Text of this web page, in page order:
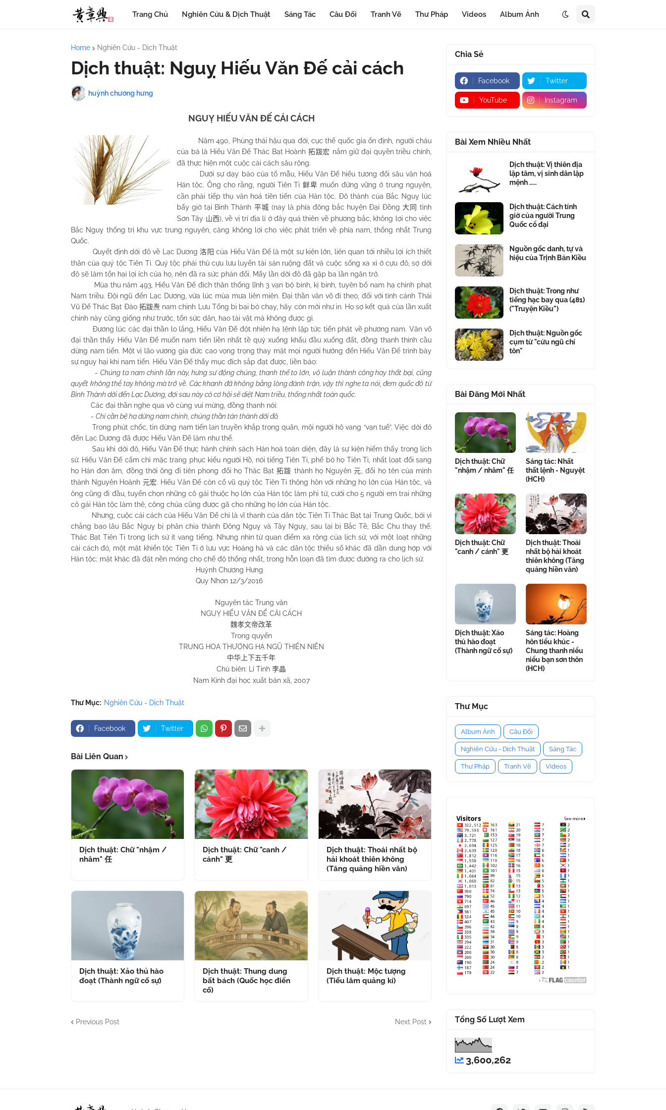
Trang Chủ Nghiên Cứu & Dịch Thuật Sáng Tác Câu Đối Tranh Vẽ Thư Pháp Videos Album Ảnh
Home Nghiên Cứu - Dịch Thuật
Dịch thuật: Nguỵ Hiếu Văn Đế cải cách
huỳnh chương hưng
NGUỴ HIẾU VĂN ĐẾ CẢI CÁCH
Năm 490, Phùng thái hậu qua đời, cục thế quốc gia ổn định, người cháu
của bà là Hiếu Văn Đế Thác Bạt Hoành 拓跋宏 nắm giữ đại quyền triều chính,
đã thực hiện một cuộc cải cách sâu rộng.
Dưới sự dạy bảo của tổ mẫu, Hiếu Văn Đế hiểu tương đối sâu văn hoá
Hán tộc. Ông cho rằng, người Tiên Ti 鲜卑 muốn đứng vững ở trung nguyên,
cần phải tiếp thụ văn hoá tiên tiến của Hán tộc. Đô thành của Bắc Nguỵ lúc
bấy giờ tại Bình Thành 平城 (nay là phía đông bắc huyện Đại Đồng 大同 tỉnh
Sơn Tây 山西), về vị trí địa lí ở đây quá thiên về phương bắc, không lợi cho việc
Bắc Nguỵ thống trị khu vực trung nguyên, càng không lợi cho việc phát triển về phía nam, thống nhất Trung
Quốc.
Quyết định dời đô về Lạc Dương 洛阳 của Hiếu Văn Đế là một sự kiện lớn, liên quan tới nhiều lợi ích thiết
thân của quý tộc Tiên Ti. Quý tộc phái thủ cựu lưu luyến tài sản ruộng đất và cuộc sống xa xỉ ở cựu đô, sợ dời
đô sẽ làm tổn hại lợi ích của họ, nên đã ra sức phản đối. Mấy lần dời đô đã gặp ba lần ngăn trở.
Mùa thu năm 493, Hiếu Văn Đế đích thân thống lĩnh 3 vạn bộ binh, kị binh, tuyên bố nam hạ chinh phạt
Nam triều. Đội ngũ đến Lạc Dương, vừa lúc mùa mưa liên miên. Đại thần văn võ đi theo, đối với tình cảnh Thái
Vũ Đế Thác Bạt Đào 拓跋焘 nam chinh Lưu Tống bị bại bỏ chạy, hãy còn mới như in. Họ sợ kết quả của lần xuất
chinh này cũng giống như trước, tổn sức dân, hao tài vật mà không được gì.
Đương lúc các đại thần lo lắng, Hiếu Văn Đế đột nhiên hạ lệnh lập tức tiến phát về phương nam. Văn võ
đại thần thấy Hiếu Văn Đế muốn nam tiến liền nhất tề quỳ xuống khấu đầu xuống đất, đồng thanh thỉnh cầu
dừng nam tiến. Một vị lão vương gia đức cao vọng trọng thay mặt mọi người hướng đến Hiếu Văn Đế trình bày
sự nguy hại khi nam tiến. Hiếu Văn Đế thấy mục đích sắp đạt được, liền bảo:
-Chúng ta nam chinh lần này, hưng sư động chúng, thanh thế to lớn, vô luận thành công hay thất bại, cũng
quyết không thể tay không mà trở về. Các khanh đã không bằng lòng đánh trận, vậy thì nghe ta nói, đem quốc đô từ
Bình Thành dời đến Lạc Dương, đợi sau này có cơ hội sẽ diệt Nam triều, thống nhất toàn quốc.
Các đại thần nghe qua vô cùng vui mừng, đồng thanh nói:
- Chỉ cần bệ hạ dừng nam chinh, chúng thần tán thành dời đô.
Trong phút chốc, tin dừng nam tiến lan truyền khắp trong quân, mội người hô vang “vạn tuế”. Việc dời đô
đến Lạc Dương đã được Hiếu Văn Đế làm như thế.
Sau khi dời đô, Hiếu Văn Đế thực hành chính sách Hán hoá toàn diện, đây là sự kiện hiếm thấy trong lịch
sử. Hiếu Văn Đế cấm chỉ mặc trang phục kiểu người Hồ, nói tiếng Tiên Ti, phế bỏ họ Tiên Ti, nhất loạt đổi sang
họ Hán đơn âm, đồng thời ông đi tiên phong đổi họ Thác Bạt拓跋 thành họ Nguyên元 , đổi họ tên của mình
thành Nguyên Hoành 元宏. Hiếu Văn Đế còn cổ vũ quý tộc Tiên Ti thông hôn với những họ lớn của Hán tộc, và
ông cũng đi đầu, tuyển chọn những cô gái thuộc họ lớn của Hán tộc làm phi tử, cưới cho 5 người em trai những
cô gái Hán tộc làm thê, công chúa cũng được gã cho những họ lớn của Hán tộc.
Nhưng, cuộc cải cách của Hiếu Văn Đế chỉ là vĩ thanh của dân tộc Tiên Ti Thác Bạt tại Trung Quốc, bởi vì
chẳng bao lâu Bắc Nguỵ bị phân chia thành Đông Nguỵ và Tây Nguỵ, sau lại bị Bắc Tề, Bắc Chu thay thế.
Thác Bạt Tiên Ti trong lịch sử ít vang tiếng. Nhưng nhìn từ quan điểm xa rộng của lịch sử, với một loạt những
cải cách đó, một mặt khiến tộc Tiên Ti ở lưu vực Hoàng hà và các dân tộc thiểu số khác đã dần dung hợp với
Hán tộc; mặt khác đã đặt nền móng cho chế độ thống nhất, trong hỗn loạn đã tìm được đường ra cho lịch sử.
Huỳnh Chương Hưng
Quy Nhơn 12/3/2016
Nguyên tác Trung văn
NGUỴ HIẾU VĂN ĐẾ CẢI CÁCH
魏孝文帝改革
Trong quyển
TRUNG HOA THƯỢNG HẠ NGŨ THIÊN NIÊN
中华上下五千年
Chủ biên: Lí Tinh 李晶
Nam Kinh đại học xuất bản xã, 2007
Thư Mục: Nghiên Cứu - Dịch Thuật
Facebook Twitter
Bài Liên Quan
Dịch thuật: Chữ "nhậm /
nhâm" 任
Dịch thuật: Chữ "canh /
cánh" 更
Dịch thuật: Thoái nhất bộ
hải khoát thiên không
(Tăng quảng hiền văn)
Dịch thuật: Xảo thủ hào
đoạt (Thành ngữ cố sự)
Dịch thuật: Thung dung
bất bách (Quốc học điển
cố)
Dịch thuật: Mộc tượng
(Tiếu lâm quảng kí)
Previous Post Next Post
Chia Sẻ
Facebook Twitter
YouTube Instagram
Bài Xem Nhiều Nhất
Dịch thuật: Vị thiên địa
lập tâm, vị sinh dân lập
mệnh .....
Dịch thuật: Cách tính
giờ của người Trung
Quốc cổ đại
Nguồn gốc danh, tự và
hiệu của Trịnh Bản Kiều
Dịch thuật: Trong như
tiếng hạc bay qua (481)
("Truyện Kiều")
Dịch thuật: Nguồn gốc
cụm từ "cửu ngũ chí
tôn"
Bài Đăng Mới Nhất
Dịch thuật: Chữ
"nhậm / nhâm" 任
Sáng tác: Nhất
thất lệnh - Nguyệt
(HCH)
Dịch thuật: Chữ
"canh / cánh" 更
Dịch thuật: Thoái
nhất bộ hải khoát
thiên không (Tăng
quảng hiền văn)
Dịch thuật: Xảo
thủ hào đoạt
(Thành ngữ cố sự)
Sáng tác: Hoàng
hôn tiểu khúc -
Chung thanh niểu
niểu bạn sơn thôn
(HCH)
Thư Mục
Album Ảnh Câu Đối
Nghiên Cứu - Dịch Thuật Sáng Tác
Thư Pháp Tranh Vẽ Videos
Tổng Số Lượt Xem
3,600,262